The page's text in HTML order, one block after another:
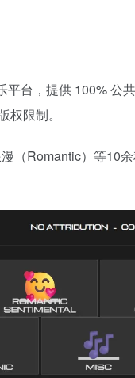
台，提供 100% 公
限制。
（Romantic）等10